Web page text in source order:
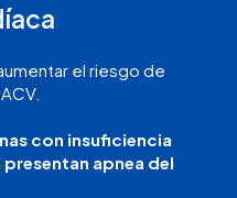
el riesgo de
con insuficiencia
apnea del